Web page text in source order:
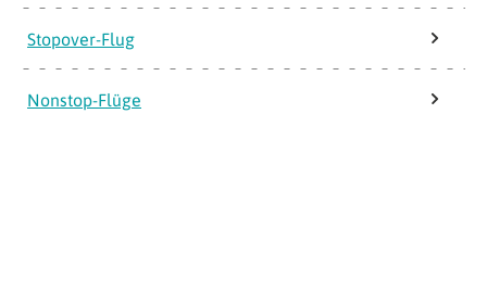
Stopover-Flug
Nonstop-Flüge